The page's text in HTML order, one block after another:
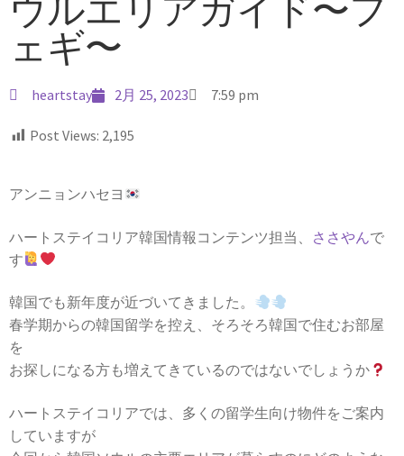
ウルエリアガイド〜フ
ェギ〜
heartstay 2月 25, 2023 7:59 pm
Post Views: 2,195
アンニョンハセヨ
ハートステイコリア韓国情報コンテンツ担当、 ささやんで
す
韓国でも新年度が近づいてきました。
春学期からの韓国留学を控え、そろそろ韓国で住むお部屋
を
お探しになる方も増えてきているのではないでしょうか
ハートステイコリアでは、多くの留学生向け物件をご案内
していますが